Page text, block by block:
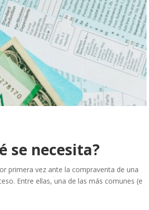
se necesita?
primera vez ante la compraventa de una
Entre ellas, una de las más comunes (e